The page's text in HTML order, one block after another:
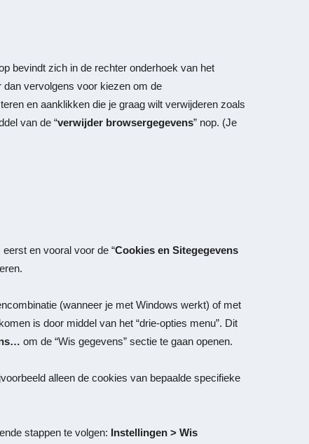
bevindt zich in de rechter onderhoek van het
dan vervolgens voor kiezen om de
en aanklikken die je graag wilt verwijderen zoals
van de “verwijder browsergegevens” nop. (Je
eerst en vooral voor de “Cookies en Sitegegevens
(wanneer je met Windows werkt) of met
is door middel van het “drie-opties menu”. Dit
om de “Wis gegevens” sectie te gaan openen.
alleen de cookies van bepaalde specifieke
stappen te volgen: Instellingen > Wis